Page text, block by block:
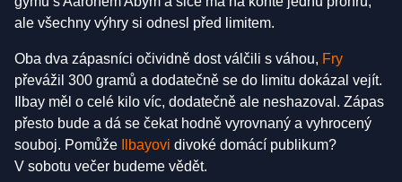
ale všechny výhry si odnesl před limitem.
Oba dva zápasníci očividně dost válčili s váhou, Fry
převážil 300 gramů a dodatečně se do limitu dokázal vejít.
Ilbay měl o celé kilo víc, dodatečně ale neshazoval. Zápas
přesto bude a dá se čekat hodně vyrovnaný a vyhrocený
souboj. Pomůže
Ilbayovi divoké domácí publikum?
V sobotu večer budeme vědět.